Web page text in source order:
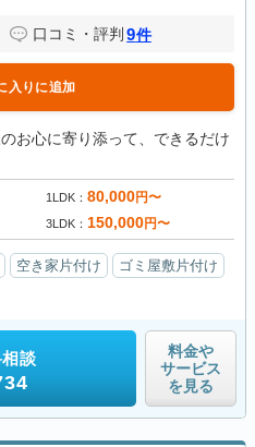
口コミ・評判 9件
入りに追加
お心に寄り添って、できるだけ
1LDK 80,000円〜
3LDK 150,000円〜
空き家片付け
ゴミ屋敷片付け
談
料金や
サービス
を見る